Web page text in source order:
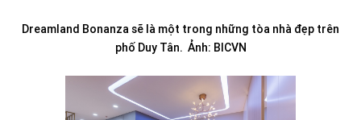
Dreamland Bonanza sẽ là một trong những tòa nhà đẹp trên
phố Duy Tân. Ảnh: BICVN